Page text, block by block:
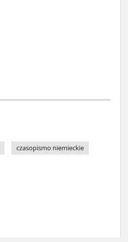
czasopismo niemieckie